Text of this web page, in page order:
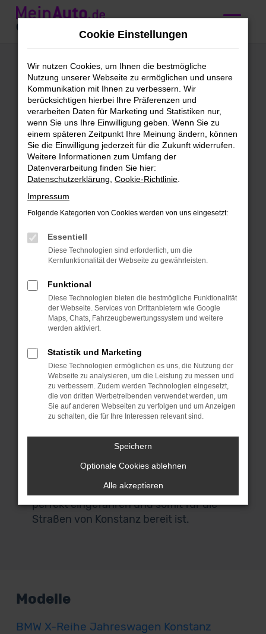
Zum
Hauptinhalt
BMW Jahreswagen
kaufen mit
Lieferservice nach
Konstanz
BMW Jahreswagen – jung,
gebraucht, für Konstanz
Für deine Fahrten in und um Konstanz
Besonders günstig funktioniert dies mit
einem BMW Jahreswagen. Die Rede ist
von einem Gebrauchtfahrzeug, das
maximal vor einem Jahr erstmals
zugelassen wurde. Hieraus folgt, dass
die meisten BMW Jahreswagen der
aktuellen Modellgeneration entstammen
Sicherheitsausstattung bieten. Wir von
MeinAuto Gebrauchtwagen sind echte
Spezialisten für diese Art von
Fahrzeugen und liefern dir
ausschließlich Modelle, die aus erster
wurden. Wir halten unser Wort und
geben dir sogar eine Garantie, wenn du
das wünschst. Zudem kannst du sicher
sein, dass jeder BMW Jahreswagen
perfekt eingefahren und somit für die
Straßen von Konstanz bereit ist.
Modelle
BMW X-Reihe Jahreswagen Konstanz
Cookie Einstellungen
Wir nutzen Cookies, um Ihnen die bestmögliche
Nutzung unserer Webseite zu ermöglichen und unsere
Kommunikation mit Ihnen zu verbessern. Wir
berücksichtigen hierbei Ihre Präferenzen und
verarbeiten Daten für Marketing und Statistiken nur,
wenn Sie uns Ihre Einwilligung geben. Wenn Sie zu
einem späteren Zeitpunkt Ihre Meinung ändern, können
Sie die Einwilligung jederzeit für die Zukunft widerrufen.
Weitere Informationen zum Umfang der
Datenverarbeitung finden Sie hier:
Datenschutzerklärung Cookie-Richtlinie
Impressum
Folgende Kategorien von Cookies werden von uns eingesetzt:
Essentiell
Diese Technologien sind erforderlich, um die
Kernfunktionalität der Webseite zu gewährleisten.
Funktional
Diese Technologien bieten die bestmögliche Funktionalität
der Webseite. Services von Drittanbietern wie Google
Maps, Chats, Fahrzeugbewertungssystem und weitere
werden aktiviert.
Statistik und Marketing
Diese Technologien ermöglichen es uns, die Nutzung der
Webseite zu analysieren, um die Leistung zu messen und
zu verbessern. Zudem werden Technologien eingesetzt,
die von dritten Werbetreibenden verwendet werden, um
Sie auf anderen Webseiten zu verfolgen und um Anzeigen
zu schalten, die für Ihre Interessen relevant sind.
Speichern
Optionale Cookies ablehnen
Alle akzeptieren